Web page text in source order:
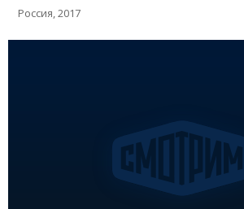
Россия, 2017